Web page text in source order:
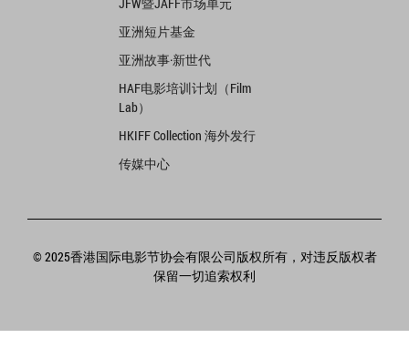
亚洲短片基金
亚洲故事·新世代
HAF电影培训计划（Film
Lab）
HKIFF Collection 海外发行
传媒中心
© 2025香港国际电影节协会有限公司版权所有，对违反版权者
保留一切追索权利